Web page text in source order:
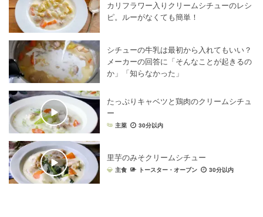
カリフラワー入りクリームシチューのレシ
ピ。ルーがなくても簡単！
シチューの牛乳は最初から入れてもいい？
メーカーの回答に「そんなことが起きるの
か」「知らなかった」
たっぷりキャベツと鶏肉のクリームシチュ
ー
主菜 30分以内
里芋のみそクリームシチュー
主食 トースター・オーブン 30分以内